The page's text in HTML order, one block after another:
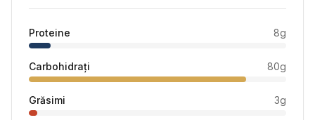
Proteine 8g
Carbohidrați 80g
Grăsimi 3g